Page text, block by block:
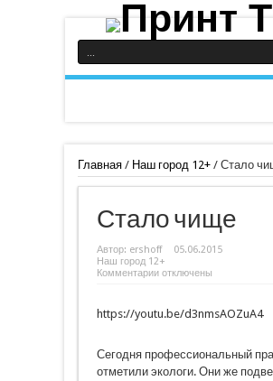
Главная/ Наш город 12+/ Стало
Стало чище
Автор: ershoff
05.06.2015
Наш город 12+
Комментариик
чище
отключены
https://youtu.be/d3nmsAOZuA4
Сегодня профессиональный
отметили экологи. Они же